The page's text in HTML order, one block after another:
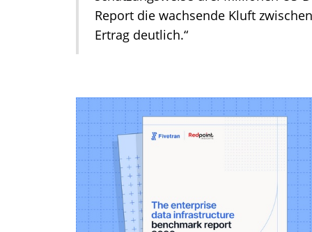
Report die wachsende Kluft
Ertrag deutlich.“